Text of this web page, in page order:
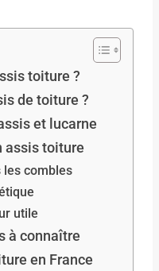
toiture ?
de toiture ?
et lucarne
assis toiture
les combles
utile
à connaître
en France